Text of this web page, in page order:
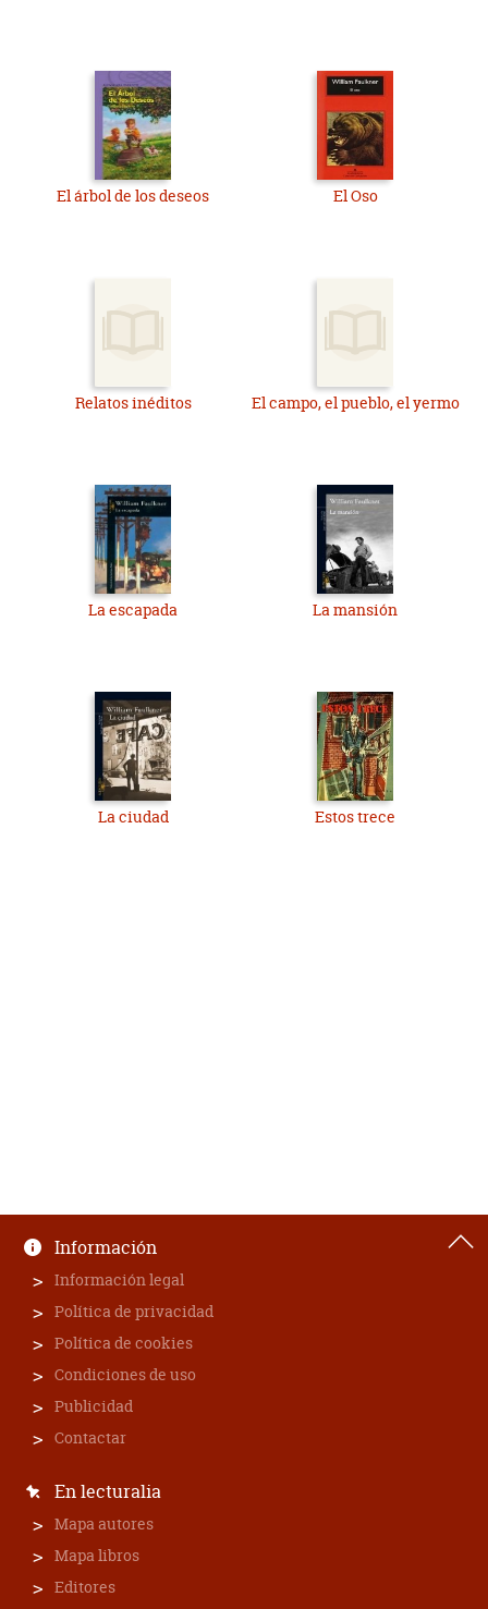
El árbol de los deseos El Oso
Relatos inéditos El campo, el pueblo, el yermo
La escapada La mansión
La ciudad Estos trece
Información
Información legal
Política de privacidad
Política de cookies
Condiciones de uso
Publicidad
Contactar
En lecturalia
Mapa autores
Mapa libros
Editores